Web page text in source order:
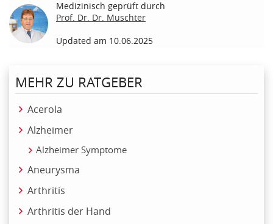
Medizinisch geprüft durch
Prof. Dr. Dr. Muschter
Updated am 10.06.2025
MEHR ZU RATGEBER
Acerola
Alzheimer
Alzheimer Symptome
Aneurysma
Arthritis
Arthritis der Hand